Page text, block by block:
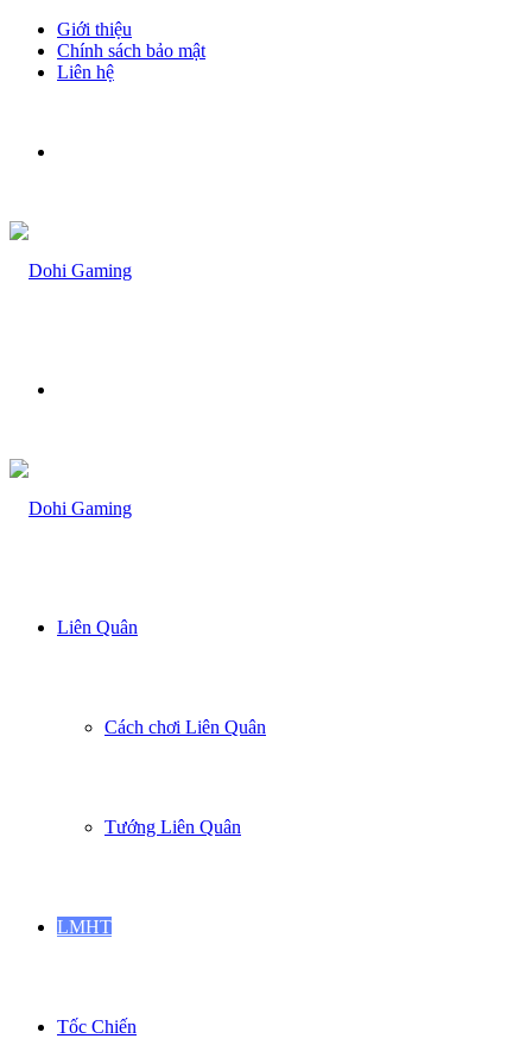
Giới thiệu
Chính sách bảo mật
Liên hệ
Liên Quân
Cách chơi Liên Quân
Tướng Liên Quân
LMHT
Tốc Chiến